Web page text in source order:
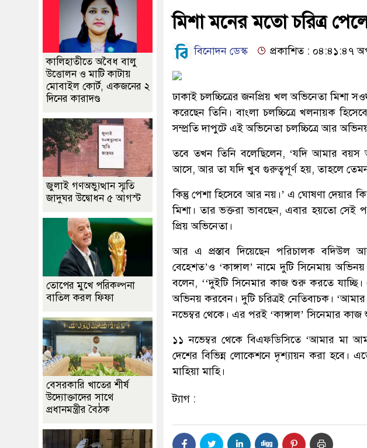
মিশা মনের মতো চরিত্র
বিনোদন ডেস্ক প্রকাশিত : ০৪:৪১:৪৭
ঢাকাই চলচ্চিত্রের জনপ্রিয় খল অভিনেতা মিশা
করেছেন তিনি। বাংলা চলচ্চিত্রে খলনায়ক
সম্প্রতি দাপুটে এই অভিনেতা চলচ্চিত্রে আর
তবে তখন তিনি বলেছিলেন, ‘যদি আমার
আসে, আর তা যদি খুব গুরুত্বপূর্ণ হয়, তাহলে
কিন্তু পেশা হিসেবে আর নয়।’ এ ঘোষণা দেয়ার
মিশা। তার ভক্তরা ভাবছেন, এবার হয়তো সেই
প্রিয় অভিনেতা।
আর এ প্রস্তাব দিয়েছেন পরিচালক বদিউল
বেহেশত’ও ‘কাঙ্গাল’ নামে দুটি সিনেমায়
বলেন, ‘‘দুইটি সিনেমার কাজ শুরু করতে
অভিনয় করবেন। দুটি চরিত্রই নেতিবাচক।
নভেম্বর থেকে। এর পরই ‘কাঙ্গাল’ সিনেমার
১১ নভেম্বর থেকে বিএফডিসিতে ‘আমার মা
দেশের বিভিন্ন লোকেশনে দৃশ্যায়ন করা হবে।
মাহিয়া মাহি।
ট্যাগ :
কালিহাতীতে অবৈধ বালু
উত্তোলন ও মাটি কাটায়
মোবাইল কোর্ট, একজনের ২
দিনের কারাদণ্ড
জুলাই গণঅভ্যুত্থান স্মৃতি
জাদুঘর উদ্বোধন ৫ আগস্ট
তোপের মুখে পরিকল্পনা
বাতিল করল ফিফা
বেসরকারি খাতের শীর্ষ
উদ্যোক্তাদের সাথে
প্রধানমন্ত্রীর বৈঠক